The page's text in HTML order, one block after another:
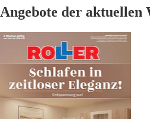
Angebote der aktuellen